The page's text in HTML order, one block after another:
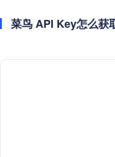
菜鸟 API Key怎么获